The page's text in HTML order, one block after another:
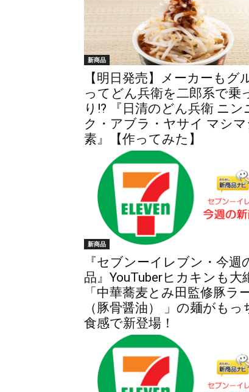
新商品
【明日発売】メーカーもグ
ってどん兵衛を二郎系で乗
り!? 『日清のどん兵衛 ニン
ク・アブラ・ヤサイ マシマ
素』【作ってみた】
新商品
『セブンーイレブン・今週
品』YouTuberヒカキンも大
「中華蕎麦とみ田監修豚ラ
（豚骨醤油） 」の麺がもっ
食感で新登場！